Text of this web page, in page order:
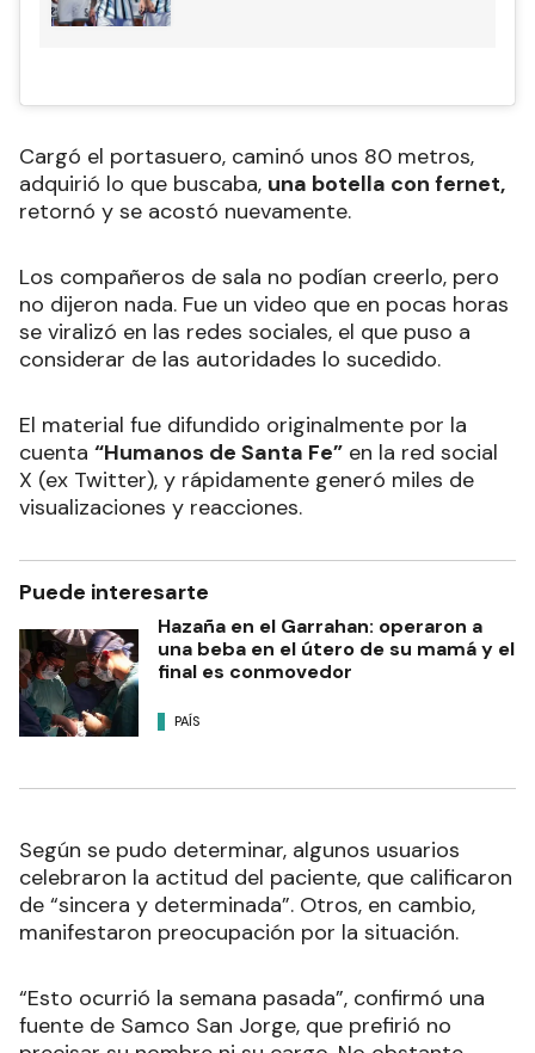
Cargó el portasuero, caminó unos 80 metros,
adquirió lo que buscaba, una botella con fernet,
retornó y se acostó nuevamente.
Los compañeros de sala no podían creerlo, pero
no dijeron nada. Fue un video que en pocas horas
se viralizó en las redes sociales, el que puso a
considerar de las autoridades lo sucedido.
El material fue difundido originalmente por la
cuenta “Humanos de Santa Fe” en la red social
X (ex Twitter), y rápidamente generó miles de
visualizaciones y reacciones.
Puede interesarte
Hazaña en el Garrahan: operaron a
una beba en el útero de su mamá y el
final es conmovedor
PAÍS
Según se pudo determinar, algunos usuarios
celebraron la actitud del paciente, que calificaron
de “sincera y determinada”. Otros, en cambio,
manifestaron preocupación por la situación.
“Esto ocurrió la semana pasada”, confirmó una
fuente de Samco San Jorge, que prefirió no